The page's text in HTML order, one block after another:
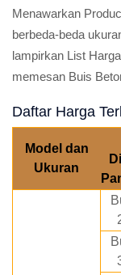
Menawarkan
berbeda-beda
lampirkan List
memesan Buis
Daftar Harga
Model dan
Ukuran